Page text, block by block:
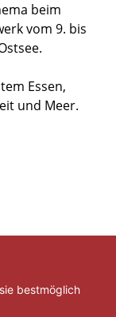
beim
vom 9. bis
Essen,
und Meer.
»
bestmöglich